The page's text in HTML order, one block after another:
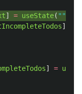
] = useState( ""
]
] =